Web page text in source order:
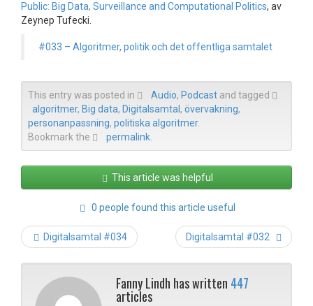
Public: Big Data, Surveillance and Computational Politics, av
Zeynep Tufecki.
#033 – Algoritmer, politik och det offentliga samtalet
This entry was posted in Audio, Podcast and tagged
algoritmer, Big data, Digitalsamtal , övervakning,
personanpassning, politiska algoritmer.
Bookmark the
permalink
This article was helpful
0 people found this article useful
navigation
Digitalsamtal #034 Digitalsamtal #032
Fanny Lindh has written 447
articles